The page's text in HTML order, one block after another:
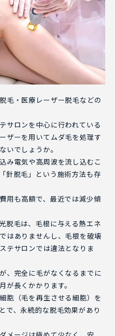
毛・医療レーザー脱毛などの
サロンを中心に行われている
ザーを用いてムダ毛を処理す
いでしょうか。
み電気や高周波を流し込むこ
針脱毛」という施術方法も存
用も高額で、最近では減少傾
脱毛は、毛根に与える熱エネ
はありませんし、毛根を破壊
テサロンでは違法となりま
、完全に毛がなくなるまでに
が長くかかります。
胞（毛を再生させる細胞）を
で、永続的な脱毛効果があり